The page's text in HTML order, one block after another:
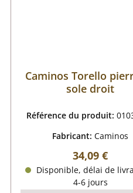
Caminos Torello
sole droit
Référence du produit:
Fabricant:Caminos
Prix régulier :
34,09 €
Disponible, délai de
4-6 jours